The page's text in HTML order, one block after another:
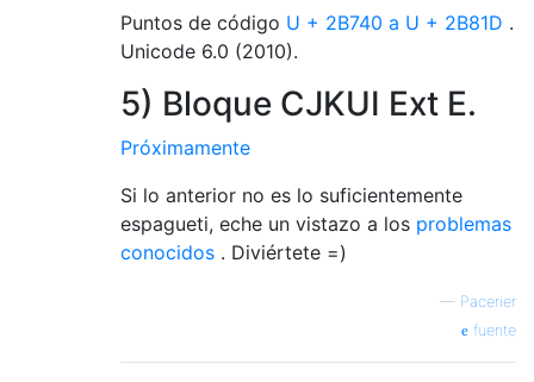
Puntos de código U + 2B740 a U + 2B81D .
Unicode 6.0 (2010).
5) Bloque CJKUI Ext E.
Próximamente
Si lo anterior no es lo suficientemente
espagueti, eche un vistazo a los problemas
conocidos . Diviértete =)
— Pacerier
fuente